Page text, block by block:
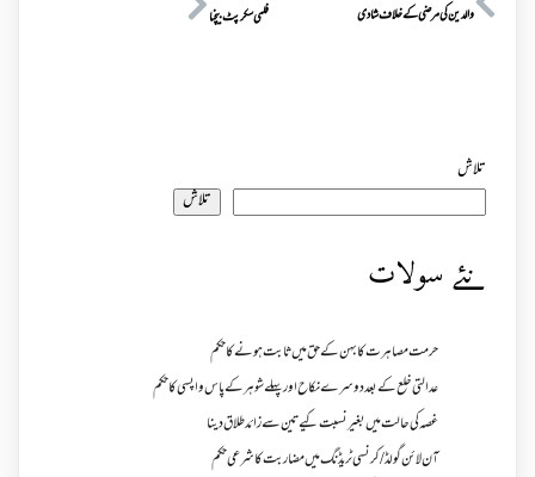
والدین کی مرضی کے خلاف شادی
فلمی سکرپٹ بیچنا
تلاش
تلاش
نئے سولات
حرمت مصاہرت کا بہن کے حق میں ثابت ہونے کا حکم
عدالتی خلع کے بعد دوسرے نکاح اور پہلے شوہر کے پاس واپسی کا حکم
غصہ کی حالت میں بغیر نسبت کیے تین سے زائد طلاق دینا
آن لائن گولڈ /کرنسی ٹریڈنگ میں مضاربت کا شرعی حکم